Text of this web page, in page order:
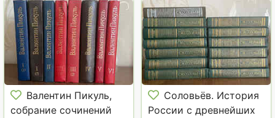
Валентин Пикуль,
собрание сочинений
Соловьёв. История
России с древнейших